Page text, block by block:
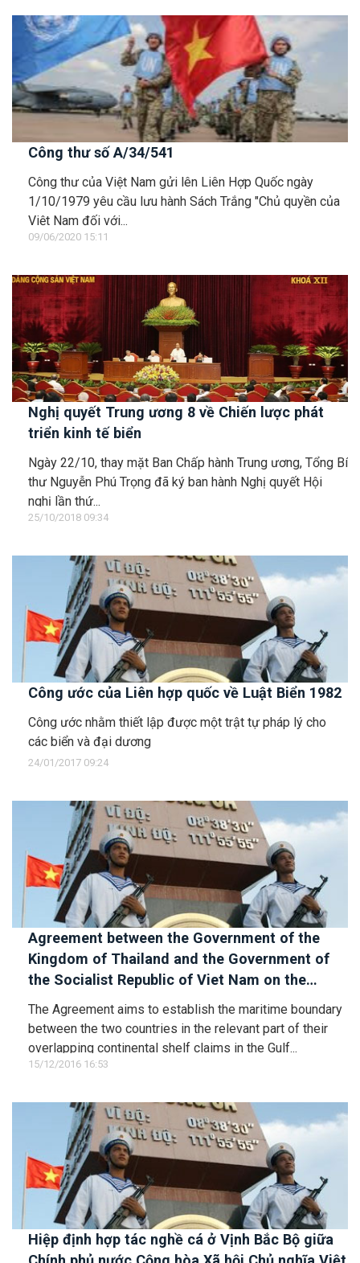
Công thư số A/34/541
Công thư của Việt Nam gửi lên Liên Hợp Quốc ngày
1/10/1979 yêu cầu lưu hành Sách Trắng "Chủ quyền của
Việt Nam đối với...
09/06/2020 15:11
Nghị quyết Trung ương 8 về Chiến lược phát
triển kinh tế biển
Ngày 22/10, thay mặt Ban Chấp hành Trung ương, Tổng Bí
thư Nguyễn Phú Trọng đã ký ban hành Nghị quyết Hội
nghị lần thứ...
25/10/2018 09:34
Công ước của Liên hợp quốc về Luật Biển 1982
Công ước nhằm thiết lập được một trật tự pháp lý cho
các biển và đại dương
24/01/2017 09:24
Agreement between the Government of the
Kingdom of Thailand and the Government of
the Socialist Republic of Viet Nam on the
delimitation of the maritime boundary between
the two countries in the Gulf of Thailand
The Agreement aims to establish the maritime boundary
between the two countries in the relevant part of their
overlapping continental shelf claims in the Gulf...
15/12/2016 16:53
Hiệp định hợp tác nghề cá ở Vịnh Bắc Bộ giữa